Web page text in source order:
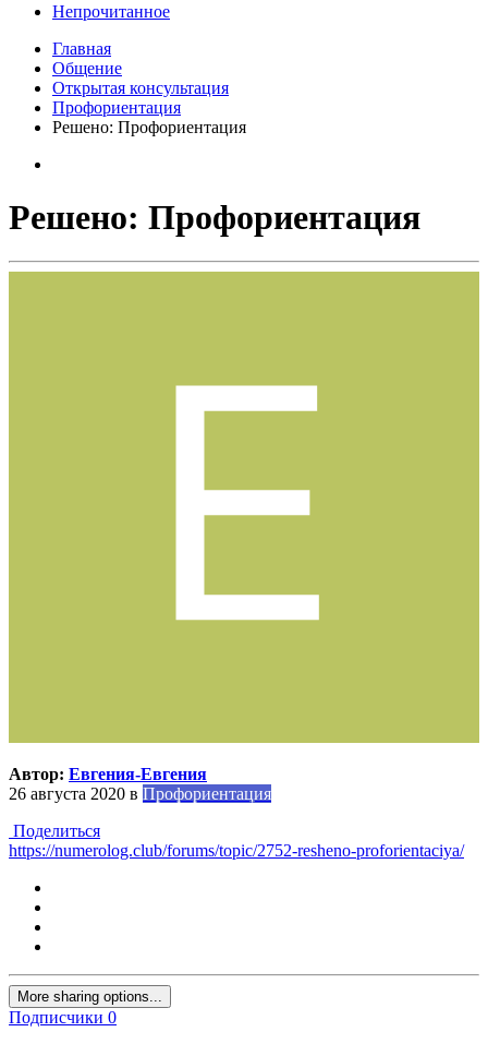
Непрочитанное
Главная
Общение
Открытая консультация
Профориентация
Решено: Профориентация
Решено: Профориентация
Автор: Евгения-Евгения
26 августа 2020 в Профориентация
Поделиться
https://numerolog.club/forums/topic/2752-resheno-proforientaciya/
More sharing options...
Подписчики 0